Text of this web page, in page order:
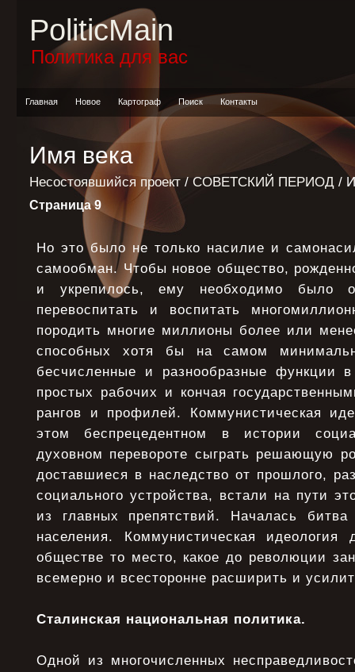
PoliticMain
Политика для вас
Главная Новое Картограф Поиск Контакты
Имя века
Несостоявшийся проект / СОВЕТСКИЙ ПЕРИОД /
Страница 9
Но это было не только насилие и
самообман. Чтобы новое общество,
и укрепилось, ему необходимо было
перевоспитать и воспитать
породить многие миллионы более или
способных хотя бы на самом
бесчисленные и разнообразные функции
простых рабочих и кончая
рангов и профилей. Коммунистическая
этом беспрецедентном в истории
духовном перевороте сыграть решающую
доставшиеся в наследство от прошлого,
социального устройства, встали на пути
из главных препятствий. Началась
населения. Коммунистическая
обществе то место, какое до революции
всемерно и всесторонне расширить и
Сталинская национальная политика.
Одной из многочисленных